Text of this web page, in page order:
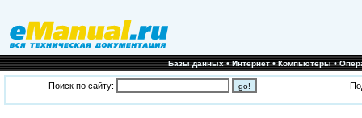
Базы данных•Интернет•Компьютеры•
Поиск по сайту: